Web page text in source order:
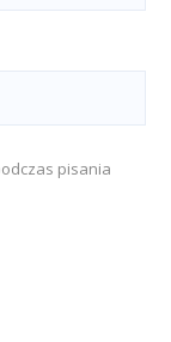
pisania